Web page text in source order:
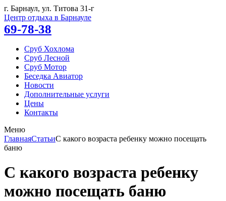
г. Барнаул, ул. Титова 31-г
Центр отдыха в Барнауле
69-78-38
Сруб Хохлома
Сруб Лесной
Сруб Мотор
Беседка Авиатор
Новости
Дополнительные услуги
Цены
Контакты
Меню
ГлавнаяСтатьиС какого возраста ребенку можно посещать
баню
С какого возраста ребенку
можно посещать баню